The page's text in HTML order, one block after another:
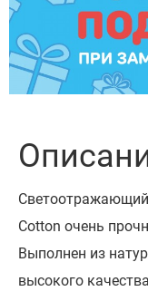
Cotton очень
Выполнен из
высокого